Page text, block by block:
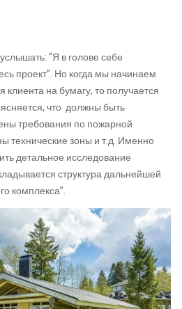
“Я в голове себе
проект”. Но когда мы начинаем
клиента на бумагу, то получается
что должны быть
требования по пожарной
технические зоны и т.д. Именно
детальное исследование
структура дальнейшей
комплекса”.